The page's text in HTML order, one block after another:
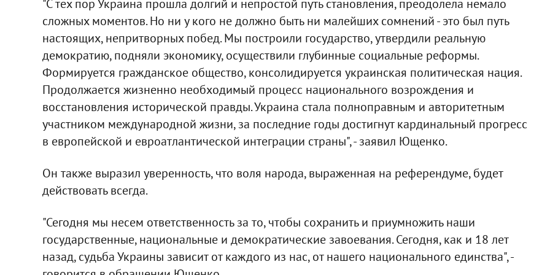
"С тех пор Украина прошла долгий и непростой путь становления, преодолела немало
сложных моментов. Но ни у кого не должно быть ни малейших сомнений - это был путь
настоящих, непритворных побед. Мы построили государство, утвердили реальную
демократию, подняли экономику, осуществили глубинные социальные реформы.
Формируется гражданское общество, консолидируется украинская политическая нация.
Продолжается жизненно необходимый процесс национального возрождения и
восстановления исторической правды. Украина стала полноправным и авторитетным
участником международной жизни, за последние годы достигнут кардинальный прогресс
в европейской и евроатлантической интеграции страны", - заявил Ющенко.
Он также выразил уверенность, что воля народа, выраженная на референдуме, будет
действовать всегда.
"Сегодня мы несем ответственность за то, чтобы сохранить и приумножить наши
государственные, национальные и демократические завоевания. Сегодня, как и 18 лет
назад, судьба Украины зависит от каждого из нас, от нашего национального единства", -